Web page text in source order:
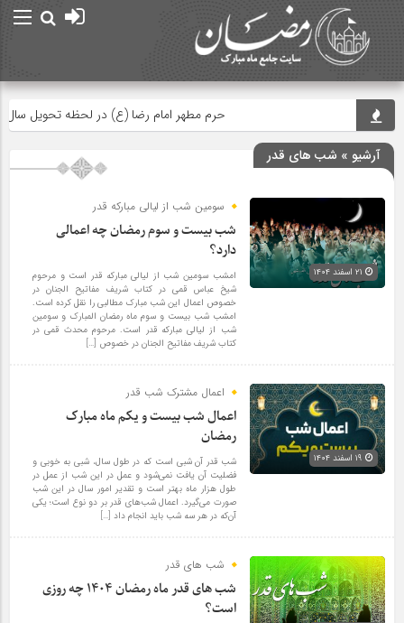
حرم مطهر امام رضا (ع) در لحظه تحویل سال
آرشیو » شب های قدر
سومین شب از لیالی مبارکه قدر
شب بیست و سوم رمضان چه اعمالی
دارد؟
امشب سومین شب از لیالی مبارکه قدر است و مرحوم
شیخ عباس قمی در کتاب شریف مفاتیح الجنان در
خصوص اعمال این شب مبارک مطالبی را نقل کرده است.
امشب شب بیست و سوم ماه رمضان المبارک و سومین
شب از لیالی مبارکه قدر است. مرحوم محدث قمی در
کتاب شریف مفاتیح الجنان در خصوص […]
اعمال مشترک شب قدر
اعمال شب بیست و یکم ماه مبارک
رمضان
شب قدر آن شبی است که در طول سال، شبی به خوبی و
فضلیت آن یافت نمی‌شود و عمل در این شب از عمل در
طول هزار ماه بهتر است و تقدیر امور سال در این شب
صورت می‌گیرد. اعمال شب‌های قدر بر دو نوع است؛ یکی
آن‌که در هر سه شب باید انجام داد […]
شب های قدر
شب های قدر ماه رمضان ۱۴۰۴ چه روزی
است؟